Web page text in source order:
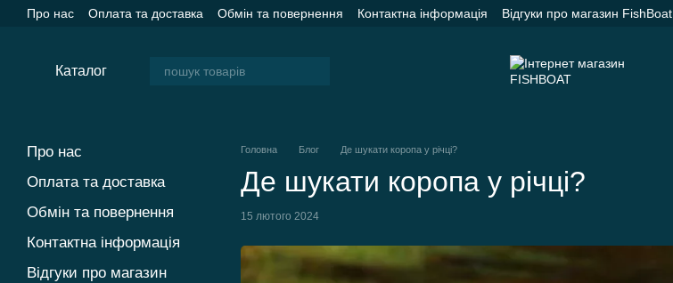
Перейти до основного контенту
Про нас Оплата та доставка Обмін та повернення Контактна інформація Відгуки про магазин FishBoat
Каталог
Головна Блог Де шукати коропа у річці?
Де шукати коропа у річці?
15 лютого 2024
Про нас
Оплата та доставка
Обмін та повернення
Контактна інформація
Відгуки про магазин